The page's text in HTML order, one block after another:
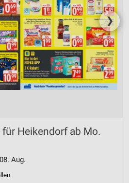
❯
für Heikendorf ab Mo.
Aug.